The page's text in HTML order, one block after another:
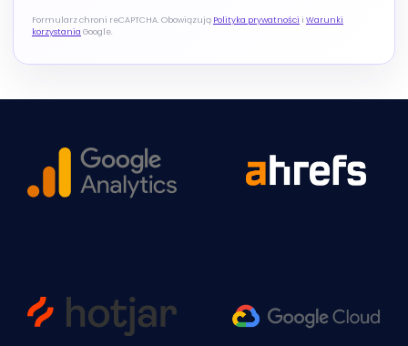
Formularz chroni reCAPTCHA. Obowiązują Polityka prywatności i Warunki
korzystania Google.